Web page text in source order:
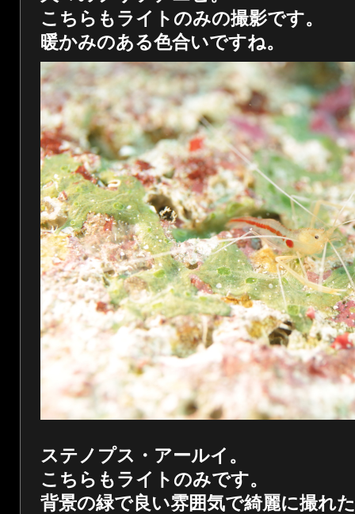
こちらもライトのみの撮影です。
暖かみのある色合いですね。
ステノプス・アールイ。
こちらもライトのみです。
背景の緑で良い雰囲気で綺麗に撮れ